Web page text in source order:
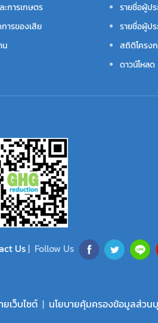
ะการเกษตร
ารของเสีย
น
รายชื่อผู้ป
รายชื่อผู้ป
สถิติโครงก
ดาวน์โหลด
Us| Follow Us
ยเว็บไซต์ | นโยบายคุ้มครองข้อมูลส่วน